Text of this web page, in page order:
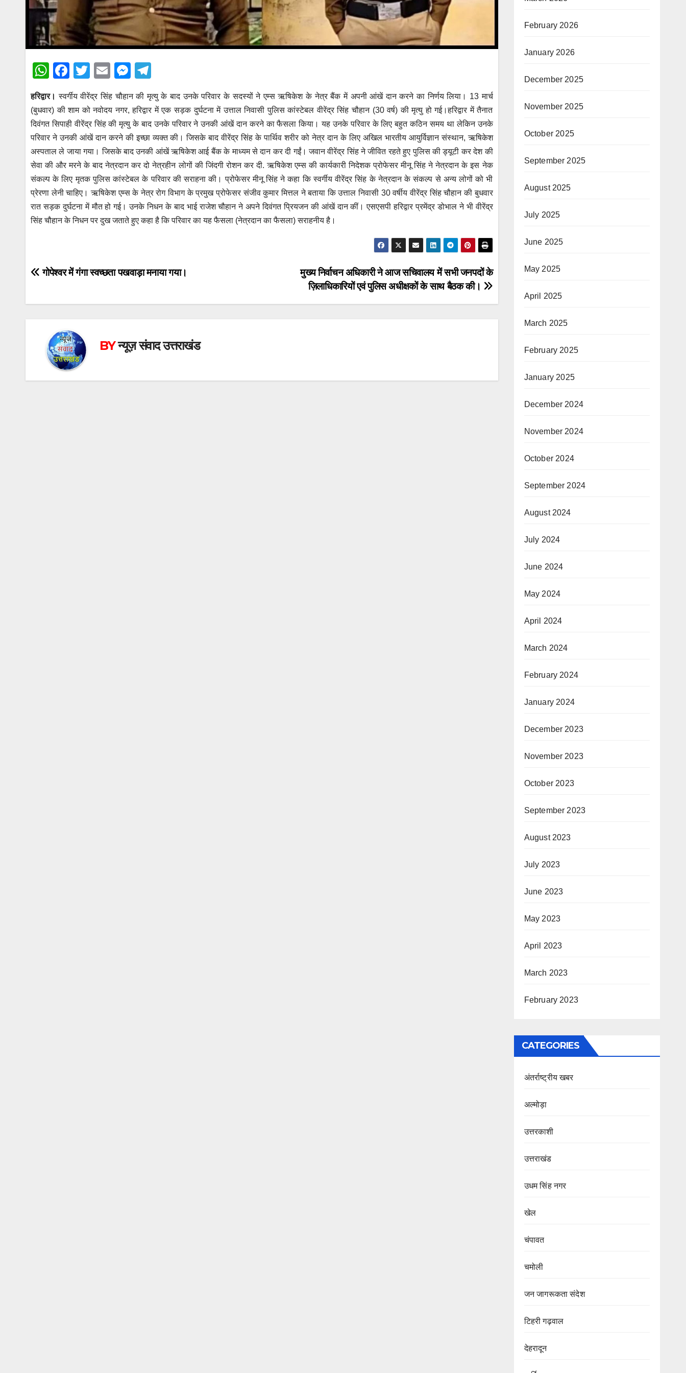
W
at
s
A
p
p
F
a
c
e
b
o
o
k
T
tt
er
E
m
ail
M
ss
e
n
g
er
el
e
gr
a
m
हरिद्वार। स्वर्गीय वीरेंद्र सिंह चौहान की मृत्यु के बाद उनके परिवार के सदस्यों ने एम्स ऋषिकेश के नेत्र बैंक में अपनी आंखें दान करने का निर्णय लिया। 13 मार्च
(बुधवार) की शाम को नवोदय नगर, हरिद्वार में एक सड़क दुर्घटना में उत्ताल निवासी पुलिस कांस्टेबल वीरेंद्र सिंह चौहान (30 वर्ष) की मृत्यु हो गई।हरिद्वार में तैनात
दिवंगत सिपाही वीरेंद्र सिंह की मृत्यु के बाद उनके परिवार ने उनकी आंखें दान करने का फैसला किया। यह उनके परिवार के लिए बहुत कठिन समय था लेकिन उनके
परिवार ने उनकी आंखें दान करने की इच्छा व्यक्त की। जिसके बाद वीरेंद्र सिंह के पार्थिव शरीर को नेत्र दान के लिए अखिल भारतीय आयुर्विज्ञान संस्थान, ऋषिकेश
अस्पताल ले जाया गया। जिसके बाद उनकी आंखें ऋषिकेश आई बैंक के माध्यम से दान कर दी गईं। जवान वीरेंद्र सिंह ने जीवित रहते हुए पुलिस की ड्यूटी कर देश की
सेवा की और मरने के बाद नेत्रदान कर दो नेत्रहीन लोगों की जिंदगी रोशन कर दी. ऋषिकेश एम्स की कार्यकारी निदेशक प्रोफेसर मीनू सिंह ने नेत्रदान के इस नेक
संकल्प के लिए मृतक पुलिस कांस्टेबल के परिवार की सराहना की। प्रोफेसर मीनू सिंह ने कहा कि स्वर्गीय वीरेंद्र सिंह के नेत्रदान के संकल्प से अन्य लोगों को भी
प्रेरणा लेनी चाहिए। ऋषिकेश एम्स के नेत्र रोग विभाग के प्रमुख प्रोफेसर संजीव कुमार मित्तल ने बताया कि उत्ताल निवासी 30 वर्षीय वीरेंद्र सिंह चौहान की बुधवार
रात सड़क दुर्घटना में मौत हो गई। उनके निधन के बाद भाई राजेश चौहान ने अपने दिवंगत प्रियजन की आंखें दान कीं। एसएसपी हरिद्वार प्रमेंद्र डोभाल ने भी वीरेंद्र
सिंह चौहान के निधन पर दुख जताते हुए कहा है कि परिवार का यह फैसला (नेत्रदान का फैसला) सराहनीय है।
Post
मुख्य निर्वाचन अधिकारी ने आज सचिवालय में सभी जनपदों के
ज़िलाधिकारियों एवं पुलिस अधीक्षकों के साथ बैठक की।
गोपेश्वर में गंगा स्वच्छता पखवाड़ा मनाया गया।
BYन्यूज़ संवाद उत्तराखंड
February 2026
January 2026
December 2025
November 2025
October 2025
September 2025
August 2025
July 2025
June 2025
May 2025
April 2025
March 2025
February 2025
January 2025
December 2024
November 2024
October 2024
September 2024
August 2024
July 2024
June 2024
May 2024
April 2024
March 2024
February 2024
January 2024
December 2023
November 2023
October 2023
September 2023
August 2023
July 2023
June 2023
May 2023
April 2023
March 2023
February 2023
CATEGORIES
अंतर्राष्ट्रीय खबर
अल्मोड़ा
उत्तरकाशी
उत्तराखंड
उधम सिंह नगर
खेल
चंपावत
चमोली
जन जागरूकता संदेश
टिहरी गढ़वाल
देहरादून